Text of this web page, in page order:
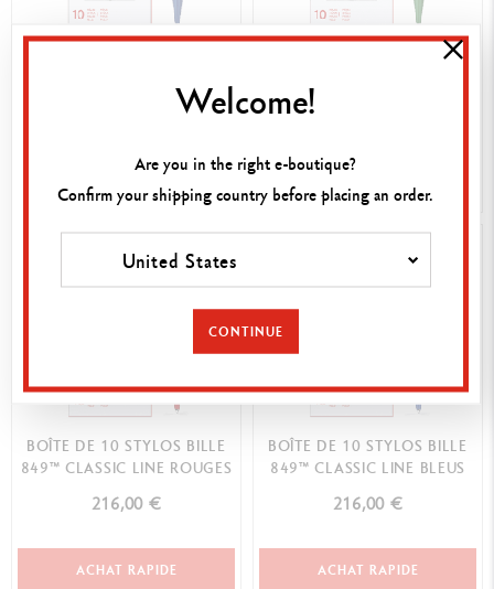
ACHAT RAPIDE
BOÎTE DE 10 STYLOS BILLE
ACHAT RAPIDE
BOÎTE DE 10 STYLOS BILLE
849™ CLASSIC LINE ROUGES
216,00 €
ACHAT RAPIDE
BOÎTE DE 10 STYLOS BILLE
849™ CLASSIC LINE BLEUS
216,00 €
ACHAT RAPIDE
Welcome!
Are you in the right e-boutique?
Confirm your shipping country before placing an order.
United States
CONTINUE